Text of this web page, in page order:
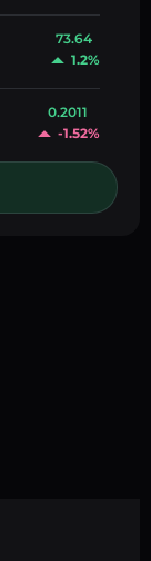
73.64
1.2%
0.2011
-1.52%